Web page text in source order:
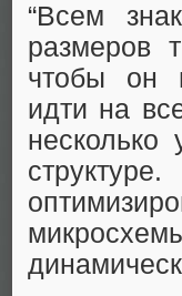
“Всем
размеров
чтобы он
идти на